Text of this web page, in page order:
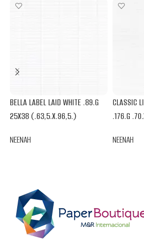
BELLA LABEL LAID WHITE .89.G
25X38 (.63,5.X.96,5.)
NEENAH
CLASSIC
.176.G
NEENAH